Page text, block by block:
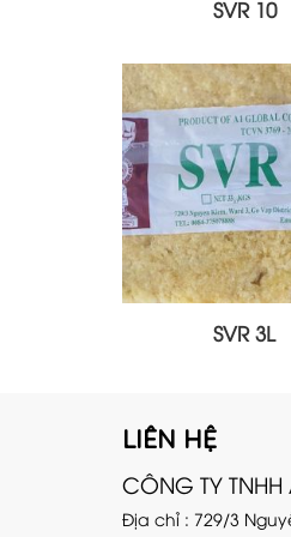
SVR 10
SVR 3L
LIÊN HỆ
CÔNG TY
Địa chỉ : 729/3